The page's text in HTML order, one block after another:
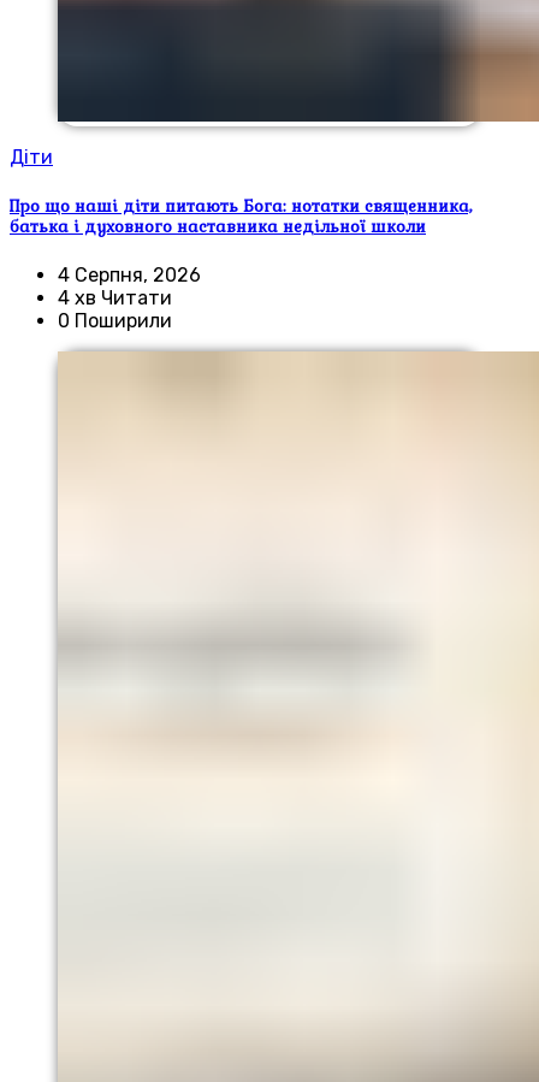
Діти
Про що наші діти питають Бога: нотатки священника,
батька і духовного наставника недільної школи
4 Серпня, 2026
4 хв Читати
0 Поширили